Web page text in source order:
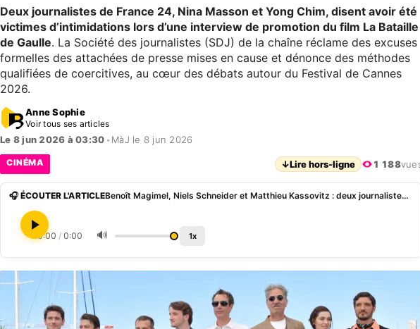
Deux journalistes de France 24, Nina Masson et Yong Chim, disent avoir été
victimes d’intimidations lors d’une interview de promotion du film La Bataille
de Gaulle. La Société des journalistes (SDJ) de la chaîne réclame des excuses
formelles des attachées de presse mises en cause et dénonce des méthodes
qualifiées de coercitives, au cœur des débats autour du Festival de Cannes
2026.
Anne Sophie
Voir tous ses articles
Le 8 jun 2026 à 03:30 • MàJ le 8 jun 2026
CINÉMA ↓Lire hors-ligne 1 188
🎧 ÉCOUTER L'ARTICLE Benoît Magimel, Niels Schneider et Matthieu Kassovitz : deux journalistes de France 24 violemment intimidées en pleine interview
0:00 / 0:00 🔊 1x